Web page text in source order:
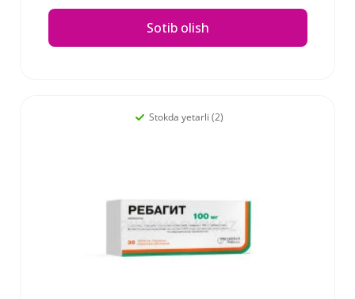
Sotib olish
Stokda yetarli (2)